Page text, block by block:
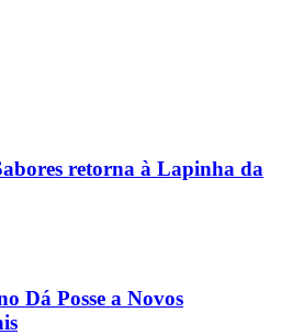
retorna à Lapinha da
Dá Posse a Novos